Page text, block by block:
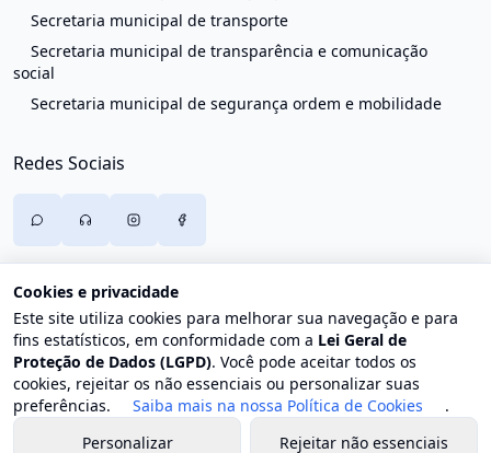
Secretaria municipal de transporte
Secretaria municipal de transparência e comunicação
social
Secretaria municipal de segurança ordem e mobilidade
Redes Sociais
Cookies e privacidade
Este site utiliza cookies para melhorar sua navegação e para
fins estatísticos, em conformidade com a Lei Geral de
Proteção de Dados (LGPD). Você pode aceitar todos os
cookies, rejeitar os não essenciais ou personalizar suas
preferências.
Saiba mais na nossa Política de Cookies
.
Personalizar
Rejeitar não essenciais